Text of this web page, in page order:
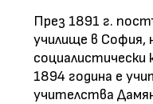
През 1891 г.
училище в София,
социалистически
1894 година е
учителства